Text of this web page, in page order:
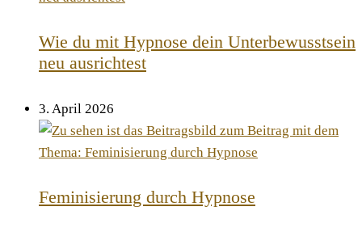
Wie du mit Hypnose dein Unterbewusstsein
neu ausrichtest
3. April 2026
Feminisierung durch Hypnose